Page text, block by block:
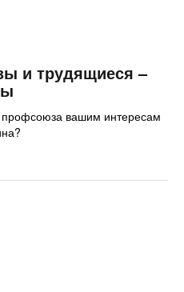
и трудящиеся –
профсоюза вашим интересам